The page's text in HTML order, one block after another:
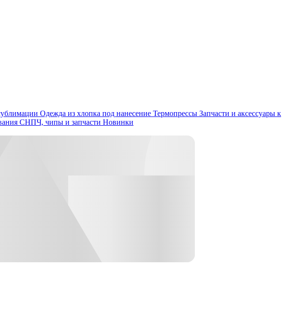
Одежда из хлопка под нанесение Термопрессы Запчасти и аксессуары к
СНПЧ, чипы и запчасти Новинки